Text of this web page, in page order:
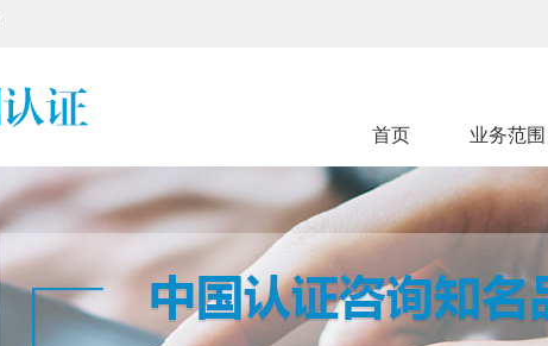
业务范围
首页